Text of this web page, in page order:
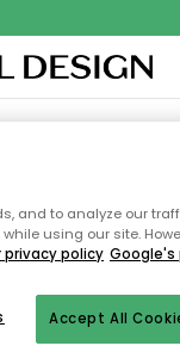
HAVEMØBLER
and to analyze our
using our site.
privacy policy Google's
Accept All